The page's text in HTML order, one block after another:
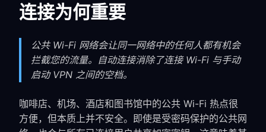
连接为何重要
公共 Wi-Fi 网络会让同一网络中的任何人都有机会
拦截您的流量。自动连接消除了连接 Wi-Fi 与手动
启动 VPN 之间的空档。
咖啡店、机场、酒店和图书馆中的公共 Wi-Fi 热点很
方便，但本质上并不安全。即使是受密码保护的公共网